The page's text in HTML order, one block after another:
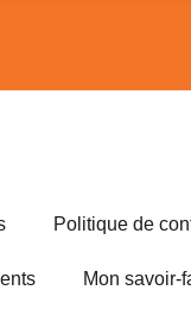
Politique de
Mon savoir-